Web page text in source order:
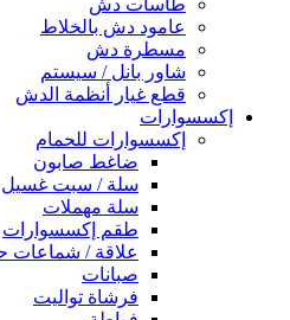
طاسات دش
عامود دش بالخلاط
مسطرة دش
شاور بانل / سيستم
قطع غيار أنظمة الدش
إكسسوارات
إكسسوارات للحمام
ضاغط صابون
سلة / سبت غسيل
سلة مهملات
طقم إكسسوارات
علاقة / شماعات
صبانات
فرشاة تواليت